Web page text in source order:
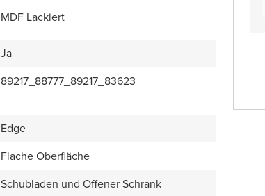
MDF Lackiert
Ja
89217_88777_89217_83623
Edge
Flache Oberfläche
Schubladen und Offener Schrank